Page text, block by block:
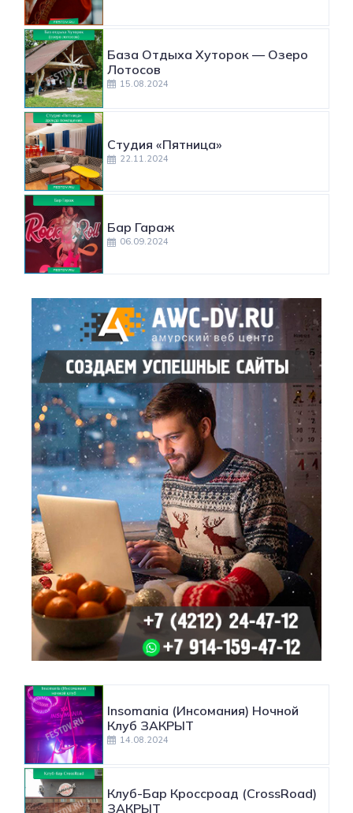
База Отдыха Хуторок — Озеро
Лотосов
15.08.2024
Студия «Пятница»
22.11.2024
Бар Гараж
06.09.2024
Insomania (Инсомания) Ночной
Клуб ЗАКРЫТ
14.08.2024
Клуб-Бар Кроссроад (CrossRoad)
ЗАКРЫТ